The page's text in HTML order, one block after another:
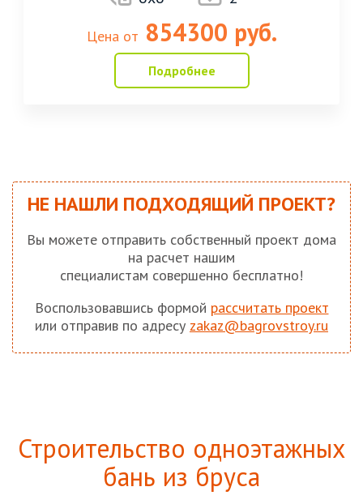
Цена от 854300 руб.
Подробнее
НЕ НАШЛИ ПОДХОДЯЩИЙ ПРОЕКТ?
Вы можете отправить собственный проект дома
на расчет нашим
специалистам совершенно бесплатно!
Воспользовавшись формой рассчитать проект
или отправив по адресу zakaz@bagrovstroy.ru
Строительство одноэтажных
бань из бруса